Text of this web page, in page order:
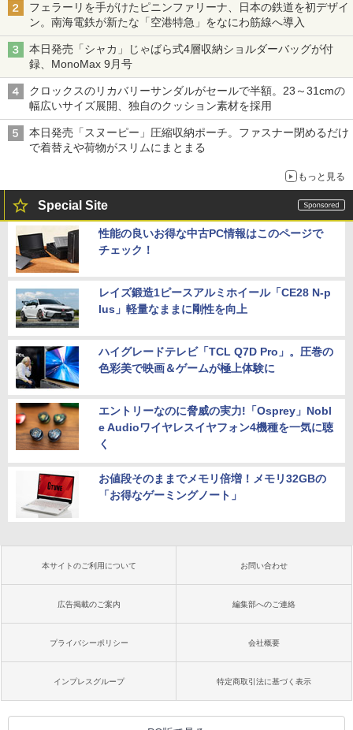
フェラーリを手がけたピニンファリーナ、日本の鉄道を初デザイ
ン。南海電鉄が新たな「空港特急」をなにわ筋線へ導入
本日発売「シャカ」じゃばら式4層収納ショルダーバッグが付
録、MonoMax 9月号
クロックスのリカバリーサンダルがセールで半額。23～31cmの
幅広いサイズ展開、独自のクッション素材を採用
本日発売「スヌーピー」圧縮収納ポーチ。ファスナー閉めるだけ
で着替えや荷物がスリムにまとまる
もっと見る
Special Site
性能の良いお得な中古PC情報はこのページで
チェック！
レイズ鍛造1ピースアルミホイール「CE28 N-p
lus」軽量なままに剛性を向上
ハイグレードテレビ「TCL Q7D Pro」。圧巻の
色彩美で映画＆ゲームが極上体験に
エントリーなのに脅威の実力!「Osprey」Nobl
e Audioワイヤレスイヤフォン4機種を一気に聴
く
お値段そのままでメモリ倍増！メモリ32GBの
「お得なゲーミングノート」
本サイトのご利用について お問い合わせ
広告掲載のご案内 編集部へのご連絡
プライバシーポリシー 会社概要
インプレスグループ 特定商取引法に基づく表示